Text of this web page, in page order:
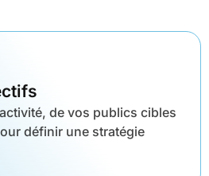
de vos publics cibles
définir une stratégie